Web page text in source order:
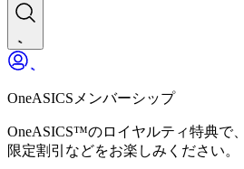
OneASICSメンバーシップ
OneASICS™のロイヤルティ特典で
限定割引などをお楽しみください。